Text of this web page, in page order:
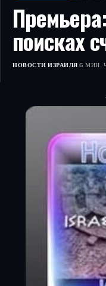
поисках
НОВОСТИ ИЗРАИЛЯ 6 МИН.